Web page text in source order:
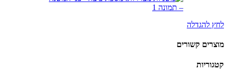
לחץ להגדלה
מוצרים קשורים
קטגוריות